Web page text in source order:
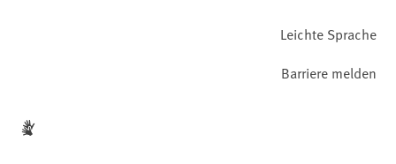
Leichte Sprache
Barriere melden